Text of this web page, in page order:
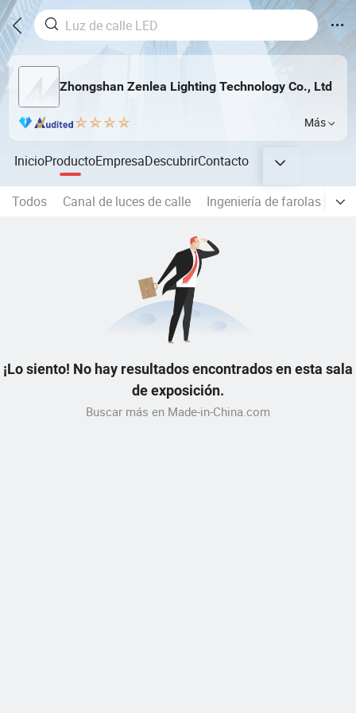
Zhongshan Zenlea Lighting Technology Co., Ltd
Más
InicioProductoEmpresaDescubrirContacto
Todos Canal de luces de calle Ingeniería de farolas
¡Lo siento! No hay resultados encontrados en esta sala
de exposición.
Buscar más en Made-in-China.com